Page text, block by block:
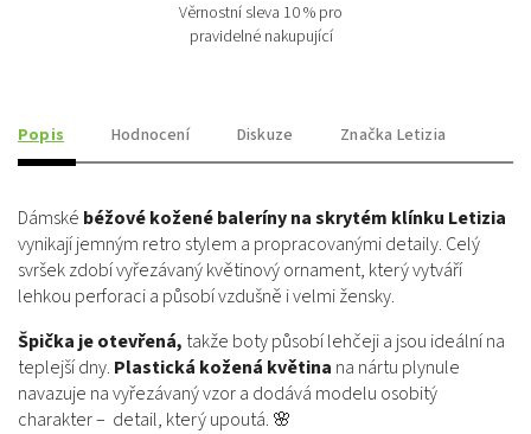
Věrnostní sleva 10 % pro
pravidelné nakupující
Popis Hodnocení Diskuze Značka Letizia
Dámské béžové kožené baleríny na skrytém klínku Letizia
vynikají jemným retro stylem a propracovanými detaily. Celý
svršek zdobí vyřezávaný květinový ornament, který vytváří
lehkou perforaci a působí vzdušně i velmi žensky.
Špička je otevřená, takže boty působí lehčeji a jsou ideální na
teplejší dny. Plastická kožená květina na nártu plynule
navazuje na vyřezávaný vzor a dodává modelu osobitý
charakter – detail, který upoutá. 🌸